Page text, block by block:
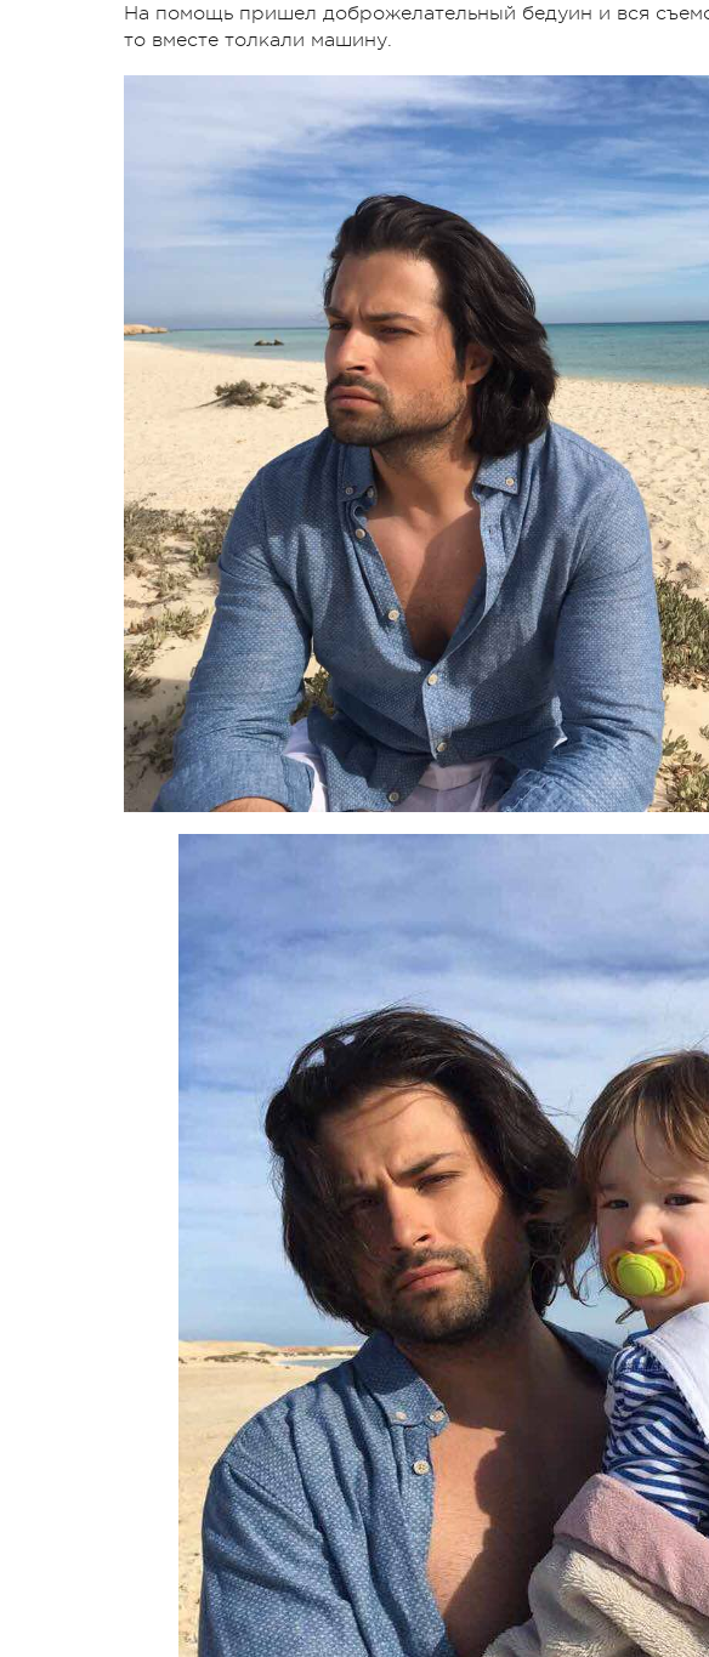
На помощь пришел доброжелательный бедуин и вся
то вместе толкали машину.